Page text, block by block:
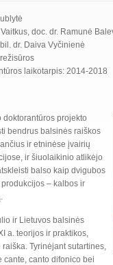
doc. dr. Ramunė
dr. Daiva Vyčinienė
laikotarpis: 2014-2018
projekto
bendrus balsinės raiškos
ir etninėse įvairių
ir šiuolaikinio atlikėjo
balso kaip dvigubos
– kalbos ir
ir Lietuvos balsinės
a. teorijos ir praktikos,
Tyrinėjant sutartines,
cante, canto difonico bei